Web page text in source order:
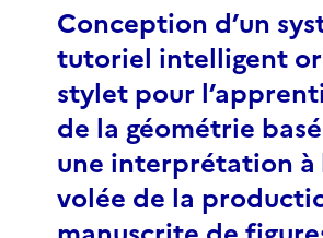
Conception d’un
tutoriel intelligent
stylet pour
de la géométrie
une interprétation à
volée de la